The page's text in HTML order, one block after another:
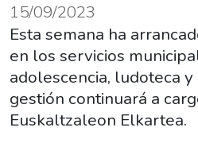
15/09/2023
Esta semana ha
en los servicios
adolescencia, ludoteca
gestión continuará a
Euskaltzaleon Elkartea.